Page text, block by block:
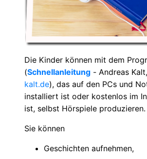
Die Kinder können mit dem
(Schnellanleitung - Andreas Kalt,
kalt.de), das auf den PCs und
installiert ist oder kostenlos im
ist, selbst Hörspiele produzieren.
Sie können
Geschichten aufnehmen,